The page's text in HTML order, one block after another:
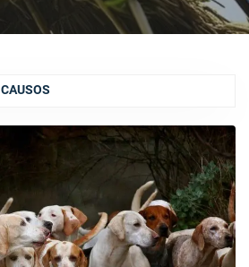
CAUSOS